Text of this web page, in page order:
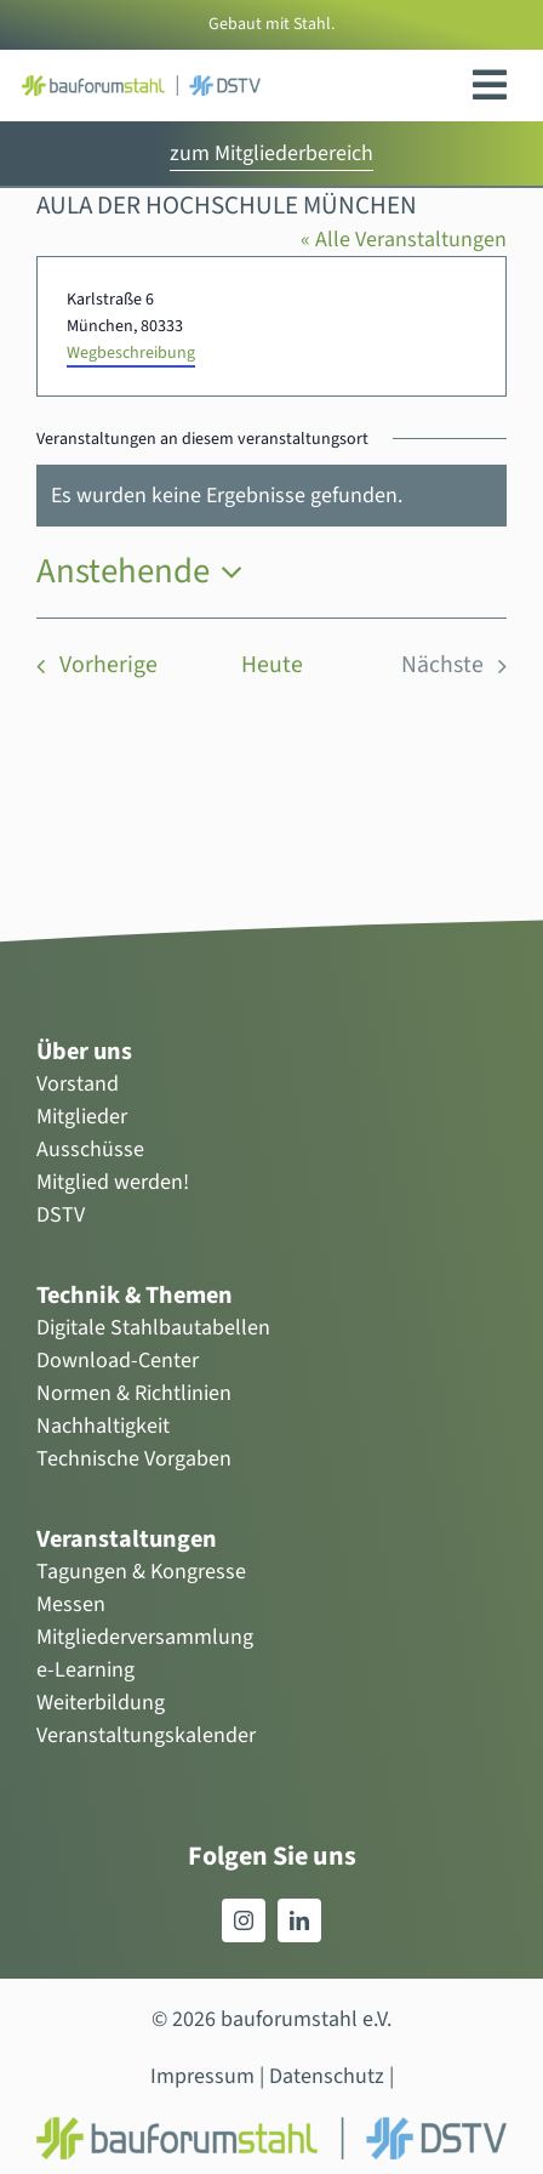
Inhalt
springen
Gebaut mit Stahl.
zum Mitgliederbereich
AULA DER HOCHSCHULE MÜNCHEN
« Alle Veranstaltungen
Adresse
Karlstraße 6
München,80333
Wegbeschreibung
Veranstaltungen an diesem veranstaltungsort
Hinweis
Es wurden keine Ergebnisse gefunden.
Anstehende
Datum
wählen.
VorherigeVeranstaltungen
Heute
Nächste
Über uns
Vorstand
Mitglieder
Ausschüsse
Mitglied werden!
DSTV
Technik & Themen
Digitale Stahlbautabellen
Download-Center
Normen & Richtlinien
Nachhaltigkeit
Technische Vorgaben
Veranstaltungen
Tagungen & Kongresse
Messen
Mitgliederversammlung
e-Learning
Weiterbildung
Veranstaltungskalender
Folgen Sie uns
© 2026 bauforumstahl e.V.
Impressum | Datenschutz|